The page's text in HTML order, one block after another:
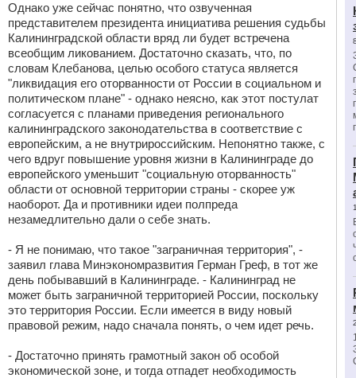
Однако уже сейчас понятно, что озвученная
представителем президента инициатива решения судьбы
Калининградской области вряд ли будет встречена
всеобщим ликованием. Достаточно сказать, что, по
словам Клебанова, целью особого статуса является
"ликвидация его оторванности от России в социальном и
политическом плане" - однако неясно, как этот постулат
согласуется с планами приведения регионального
калининградского законодательства в соответствие с
европейским, а не внутрироссийским. Непонятно также, с
чего вдруг повышение уровня жизни в Калининграде до
европейского уменьшит "социальную оторванность"
области от основной территории страны - скорее уж
наоборот. Да и противники идеи полпреда
незамедлительно дали о себе знать.
- Я не понимаю, что такое "заграничная территория", -
заявил глава Минэкономразвития Герман Греф, в тот же
день побывавший в Калининграде. - Калининград не
может быть заграничной территорией России, поскольку
это территория России. Если имеется в виду новый
правовой режим, надо сначала понять, о чем идет речь.
- Достаточно принять грамотный закон об особой
экономической зоне, и тогда отпадет необходимость